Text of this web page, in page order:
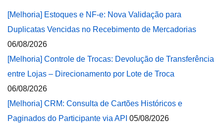
[Melhoria] Estoques e NF-e: Nova Validação para
Duplicatas Vencidas no Recebimento de Mercadorias
06/08/2026
[Melhoria] Controle de Trocas: Devolução de Transferência
entre Lojas – Direcionamento por Lote de Troca
06/08/2026
[Melhoria] CRM: Consulta de Cartões Históricos e
Paginados do Participante via API 05/08/2026